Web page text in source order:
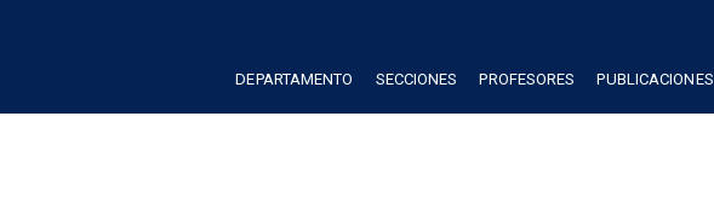
DEPARTAMENTO SECCIONES PROFESORES PUBLICACIONES